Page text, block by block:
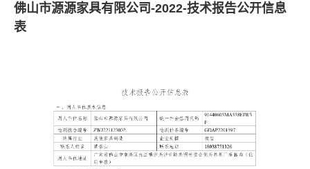
佛山市源源家具有限公司-2022-技术报告公开信息
表